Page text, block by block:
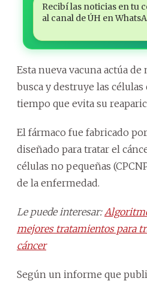
Recibí las noticias en tu
al canal de ÚH en
Esta nueva vacuna actúa
busca y destruye las
tiempo que evita su
El fármaco fue fabricado
diseñado para tratar el
células no pequeñas
de la enfermedad.
Le puede interesar:
mejores tratamientos para
cáncer
Según un informe que